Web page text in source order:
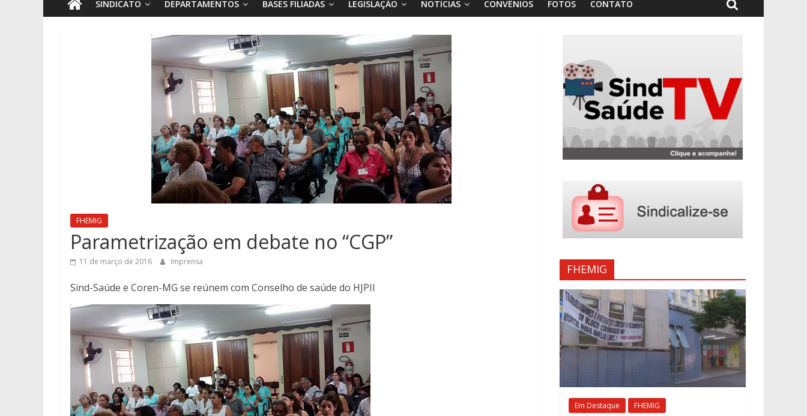
SINDICATO DEPARTAMENTOS BASES FILIADAS LEGISLAÇÃO NOTÍCIAS CONVÊNIOS FOTOS CONTATO
FHEMIG
Parametrização em debate no “CGP”
11 de março de 2016 Imprensa
Sind-Saúde e Coren-MG se reúnem com Conselho de saúde do HJPII
FHEMIG
Em Destaque FHEMIG